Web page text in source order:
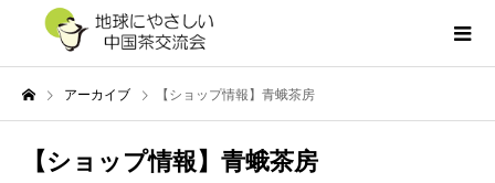
アーカイブ 【ショップ情報】青蛾茶房
【ショップ情報】青蛾茶房